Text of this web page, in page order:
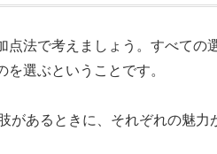
点法で考えましょう。すべての
選ぶということです。
があるときに、それぞれの魅力